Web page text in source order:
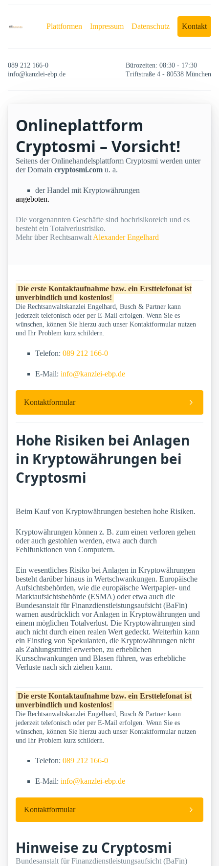
Plattformen Impressum Datenschutz Kontakt
089 212 166-0
info@kanzlei-ebp.de
Bürozeiten: 08:30 - 17:30
Triftstraße 4 - 80538 München
Onlineplattform
Cryptosmi – Vorsicht!
Seitens der Onlinehandelsplattform Cryptosmi werden unter
der Domain cryptosmi.com u. a.
der Handel mit Kryptowährungen
angeboten.
Die vorgenannten Geschäfte sind hochrisikoreich und es
besteht ein Totalverlustrisiko.
Mehr über Rechtsanwalt Alexander Engelhard
Die erste Kontaktaufnahme bzw. ein Ersttelefonat ist
unverbindlich und kostenlos!
Die Rechtsanwaltskanzlei Engelhard, Busch & Partner kann
jederzeit telefonisch oder per E-Mail erfolgen. Wenn Sie es
wünschen, können Sie hierzu auch unser Kontaktformular nutzen
und Ihr Problem kurz schildern.
Telefon: 089 212 166-0
E-Mail: info@kanzlei-ebp.de
Kontaktformular
Hohe Risiken bei Anlagen
in Kryptowährungen bei
Cryptosmi
Beim Kauf von Kryptowährungen bestehen hohe Risiken.
Kryptowährungen können z. B. zum einen verloren gehen
oder auch gestohlen werden, etwa auch durch
Fehlfunktionen von Computern.
Ein wesentliches Risiko bei Anlagen in Kryptowährungen
besteht darüber hinaus in Wertschwankungen. Europäische
Aufsichtsbehörden, wie die europäische Wertpapier- und
Marktaufsichtsbehörde (ESMA) oder etwa auch die
Bundesanstalt für Finanzdienstleistungsaufsicht (BaFin)
warnen ausdrücklich vor Anlagen in Kryptowährungen und
einem möglichen Totalverlust. Die Kryptowährungen sind
auch nicht durch einen realen Wert gedeckt. Weiterhin kann
ein Einstieg von Spekulanten, die Kryptowährungen nicht
als Zahlungsmittel erwerben, zu erheblichen
Kursschwankungen und Blasen führen, was erhebliche
Verluste nach sich ziehen kann.
Die erste Kontaktaufnahme bzw. ein Ersttelefonat ist
unverbindlich und kostenlos!
Die Rechtsanwaltskanzlei Engelhard, Busch & Partner kann
jederzeit telefonisch oder per E-Mail erfolgen. Wenn Sie es
wünschen, können Sie hierzu auch unser Kontaktformular nutzen
und Ihr Problem kurz schildern.
Telefon: 089 212 166-0
E-Mail: info@kanzlei-ebp.de
Kontaktformular
Hinweise zu Cryptosmi
Bundesanstalt für Finanzdienstleistungsaufsicht (BaFin)